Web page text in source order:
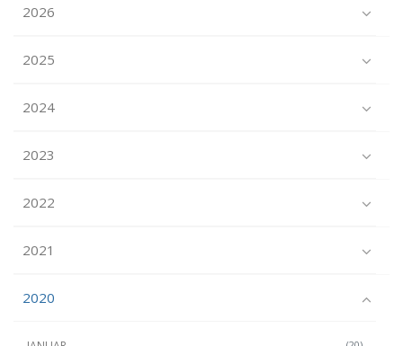
2026
2025
2024
2023
2022
2021
2020